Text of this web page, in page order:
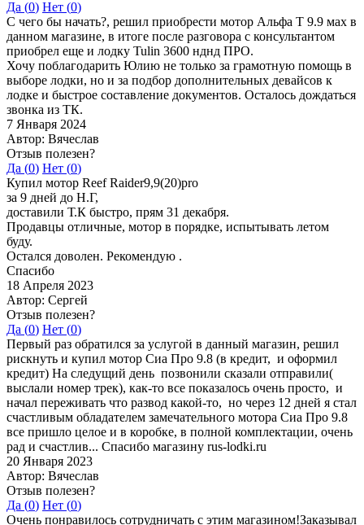
Да (0) Нет (0)
С чего бы начать?, решил приобрести мотор Альфа Т 9.9 мах в
данном магазине, в итоге после разговора с консультантом
приобрел еще и лодку Tulin 3600 нднд ПРО.
Хочу поблагодарить Юлию не только за грамотную помощь в
выборе лодки, но и за подбор дополнительных девайсов к
лодке и быстрое составление документов. Осталось дождаться
звонка из ТК.
7 Января 2024
Автор: Вячеслав
Отзыв полезен?
Да (0) Нет (0)
Купил мотор Reef Raider9,9(20)pro
за 9 дней до Н.Г,
доставили Т.К быстро, прям 31 декабря.
Продавцы отличные, мотор в порядке, испытывать летом
буду.
Остался доволен. Рекомендую .
Спасибо
18 Апреля 2023
Автор: Сергей
Отзыв полезен?
Да (0) Нет (0)
Первый раз обратился за услугой в данный магазин, решил
рискнуть и купил мотор Сиа Про 9.8 (в кредит, и оформил
кредит) На следущий день позвонили сказали отправили(
выслали номер трек), как-то все показалось очень просто, и
начал переживать что развод какой-то, но через 12 дней я стал
счастливым обладателем замечательного мотора Сиа Про 9.8
все пришло целое и в коробке, в полной комплектации, очень
рад и счастлив... Спасибо магазину rus-lodki.ru
20 Января 2023
Автор: Вячеслав
Отзыв полезен?
Да (0) Нет (0)
Очень понравилось сотрудничать с этим магазином!Заказывал